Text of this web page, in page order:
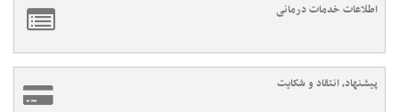
اطلاعات خدمات درمانی
پیشنهاد، انتقاد و شکایت